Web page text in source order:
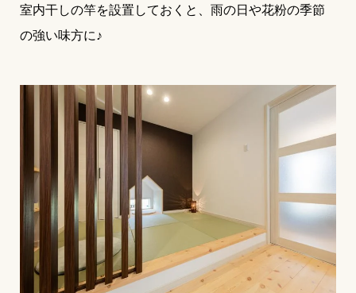
室内干しの竿を設置しておくと、雨の日や花粉の季節
の強い味方に♪